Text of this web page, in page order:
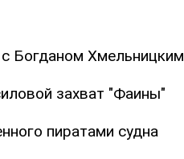
Богданом Хмельницким
захват "Фаины"
пиратами судна